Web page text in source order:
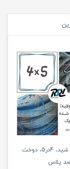
توری سایبان شید، 4در5، دوخت